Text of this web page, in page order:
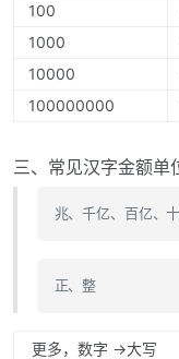
100
1000
10000
100000000
三、常见汉字金额单
兆、千亿、百亿、
正、整
更多，数字 ->大写